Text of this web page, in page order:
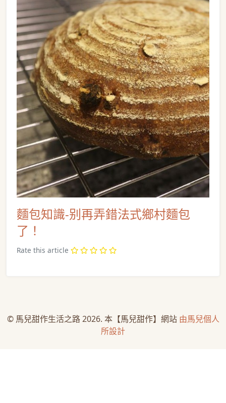
麵包知識-别再弄錯法式鄉村麵包
了！
Rate this article
© 馬兒甜作生活之路 2026. 本【馬兒甜作】網站 由馬兒個人
所設計